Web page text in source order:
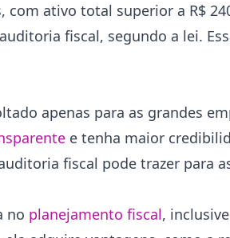
ativo total superior a R$
fiscal, segundo a lei.
apenas para as grandes
e tenha maior
fiscal pode trazer para
no planejamento fiscal,